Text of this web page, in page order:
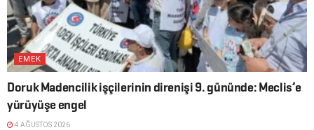
EMEK
Doruk Madencilik işçilerinin direnişi 9. gününde: Meclis’e
yürüyüşe engel
4 AĞUSTOS 2026